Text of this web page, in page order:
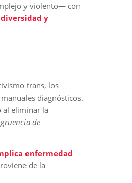
y violento— con
y
trans, los
diagnósticos.
al eliminar la
de
enfermedad
de la